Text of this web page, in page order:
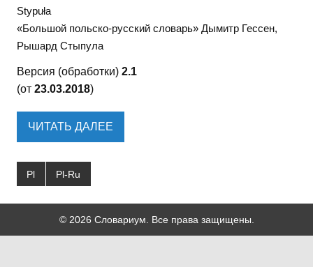
Stypuła
«Большой польско-русский словарь» Дымитр Гессен,
Рышард Стыпула
Версия (обработки) 2.1
(от 23.03.2018)
ЧИТАТЬ ДАЛЕЕ
Pl Pl-Ru
© 2026 Словариум. Все права защищены.